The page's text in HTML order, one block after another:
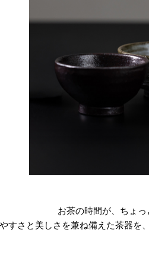
お茶の時間が、ちょっ
すさと美しさを兼ね備えた茶器を